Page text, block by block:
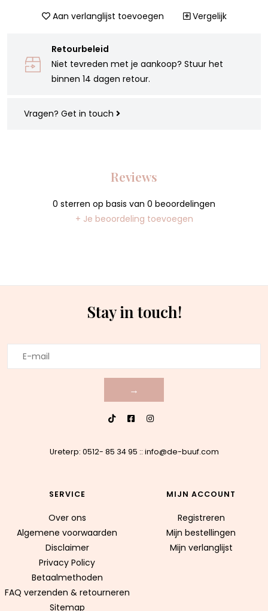
Aan verlanglijst toevoegen Vergelijk
Retourbeleid
Niet tevreden met je aankoop? Stuur het
binnen 14 dagen retour.
Vragen? Get in touch
Reviews
0 sterren op basis van 0 beoordelingen
+ Je beoordeling toevoegen
Stay in touch!
→
Ureterp: 0512- 85 34 95 :: info@de-buuf.com
SERVICE
Over ons
Algemene voorwaarden
Disclaimer
Privacy Policy
Betaalmethoden
FAQ verzenden & retourneren
Sitemap
MIJN ACCOUNT
Registreren
Mijn bestellingen
Mijn verlanglijst